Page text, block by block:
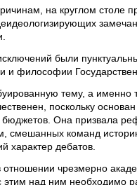
на круглом столе
были
и философии
тему, а именно
поскольку
Она призвала
смешанных команд
характер дебатов.
отношении чрезмерно
этим над ним необходимо